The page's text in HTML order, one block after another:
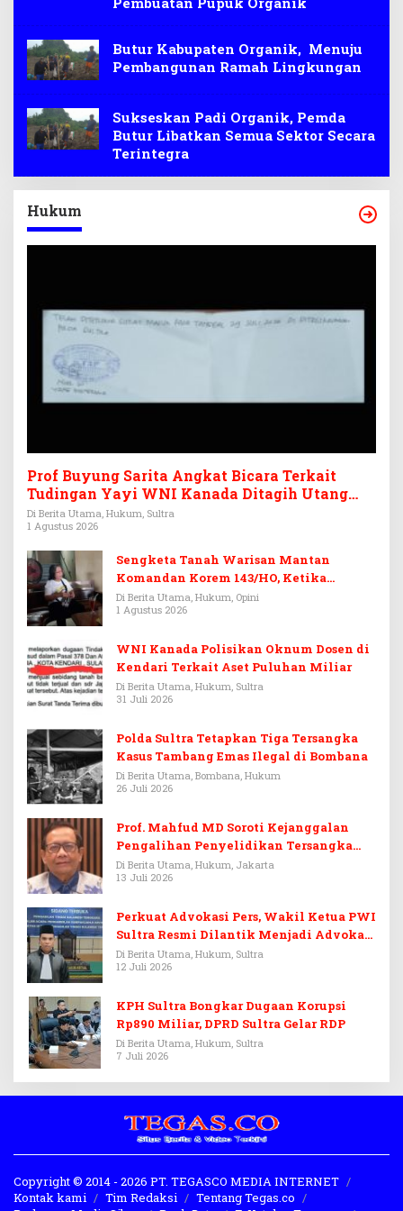
Butur Kabupaten Organik, Menuju
Pembangunan Ramah Lingkungan
Sukseskan Padi Organik, Pemda
Butur Libatkan Semua Sektor Secara
Terintegra
Hukum
Prof Buyung Sarita Angkat Bicara Terkait
Tudingan Yayi WNI Kanada Ditagih Utang
Rp3,6 Miliar
Di Berita Utama, Hukum, Sultra
1 Agustus 2026
Sengketa Tanah Warisan Mantan
Komandan Korem 143/HO, Ketika
Warisan Menjadi Arena Pemerasan
Di Berita Utama, Hukum, Opini
1 Agustus 2026
WNI Kanada Polisikan Oknum Dosen di
Kendari Terkait Aset Puluhan Miliar
Di Berita Utama, Hukum, Sultra
31 Juli 2026
Polda Sultra Tetapkan Tiga Tersangka
Kasus Tambang Emas Ilegal di Bombana
Di Berita Utama, Bombana, Hukum
26 Juli 2026
Prof. Mahfud MD Soroti Kejanggalan
Pengalihan Penyelidikan Tersangka
Febrie Adriansyah
Di Berita Utama, Hukum, Jakarta
13 Juli 2026
Perkuat Advokasi Pers, Wakil Ketua PWI
Sultra Resmi Dilantik Menjadi Advokat
PERADI
Di Berita Utama, Hukum, Sultra
12 Juli 2026
KPH Sultra Bongkar Dugaan Korupsi
Rp890 Miliar, DPRD Sultra Gelar RDP
Di Berita Utama, Hukum, Sultra
7 Juli 2026
Copyright © 2014 - 2026 PT. TEGASCO MEDIA INTERNET
Kontak kami
Tim Redaksi
Tentang Tegas.co